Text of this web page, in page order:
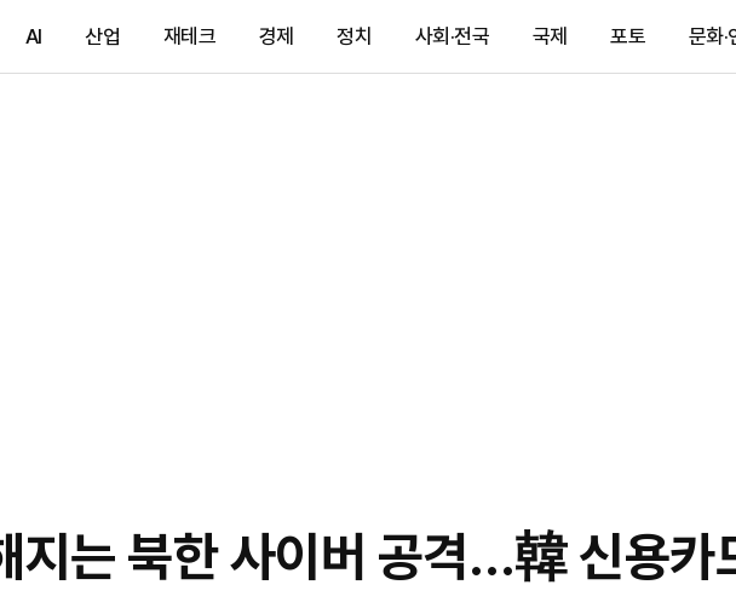
AI 산업 재테크 경제 정치 사회·전국 국제 포토 문화·
지는 북한 사이버 공격…韓 신용